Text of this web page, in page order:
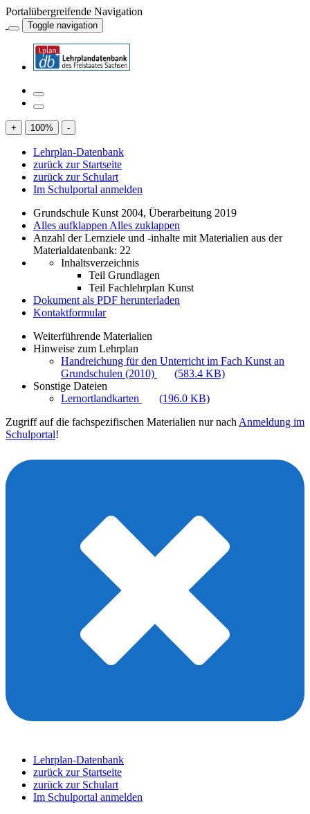
Portalübergreifende Navigation
Toggle navigation
+ 100% -
Lehrplan-Datenbank
zurück zur Startseite
zurück zur Schulart
Im Schulportal anmelden
Grundschule Kunst 2004, Überarbeitung 2019
Alles aufklappen Alles zuklappen
Anzahl der Lernziele und -inhalte mit Materialien aus der
Materialdatenbank: 22
Inhaltsverzeichnis
Teil Grundlagen
Teil Fachlehrplan Kunst
Dokument als PDF herunterladen
Kontaktformular
Weiterführende Materialien
Hinweise zum Lehrplan
Handreichung für den Unterricht im Fach Kunst an
Grundschulen (2010)
(583.4 KB)
Sonstige Dateien
Lernortlandkarten
(196.0 KB)
Zugriff auf die fachspezifischen Materialien nur nach Anmeldung im
Schulportal!
Lehrplan-Datenbank
zurück zur Startseite
zurück zur Schulart
Im Schulportal anmelden